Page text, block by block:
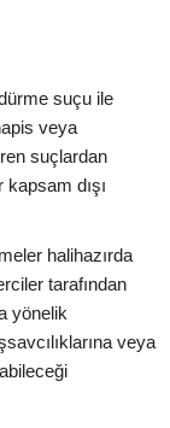
suçu ile
veya
suçlardan
dışı
halihazırda
tarafından
yönelik
veya